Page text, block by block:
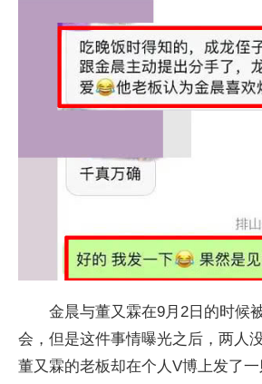
金晨与董又霖在9月2日的时候
会，但是这件事情曝光之后，两人
董又霖的老板却在个人V博上发了一